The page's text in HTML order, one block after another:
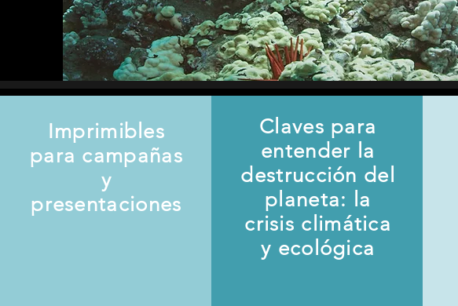
Imprimibles
para campañas
y
presentaciones
Claves para
entender la
destrucción del
planeta: la
crisis climática
y ecológica